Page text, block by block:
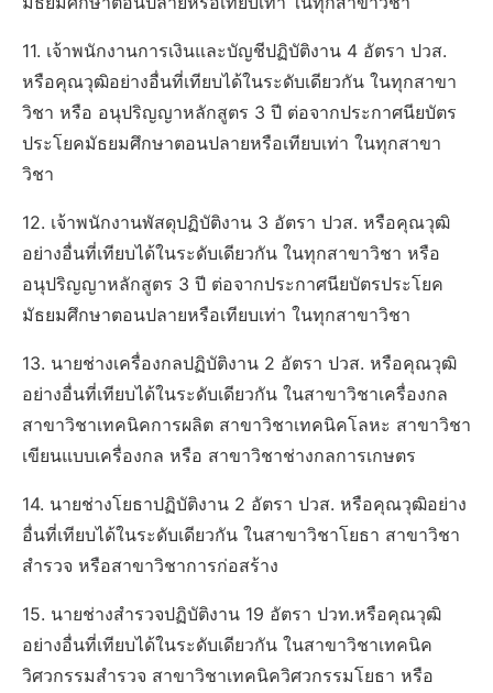
11. เจ้าพนักงานการเงินและบัญชีปฏิบัติงาน 4 อัตรา ปวส.
หรือคุณวุฒิอย่างอื่นที่เทียบได้ในระดับเดียวกัน ในทุกสาขา
วิชา หรือ อนุปริญญาหลักสูตร 3 ปี ต่อจากประกาศนียบัตร
ประโยคมัธยมศึกษาตอนปลายหรือเทียบเท่า ในทุกสาขา
วิชา
12. เจ้าพนักงานพัสดุปฏิบัติงาน 3 อัตรา ปวส. หรือคุณวุฒิ
อย่างอื่นที่เทียบได้ในระดับเดียวกัน ในทุกสาขาวิชา หรือ
อนุปริญญาหลักสูตร 3 ปี ต่อจากประกาศนียบัตรประโยค
มัธยมศึกษาตอนปลายหรือเทียบเท่า ในทุกสาขาวิชา
13. นายช่างเครื่องกลปฏิบัติงาน 2 อัตรา ปวส. หรือคุณวุฒิ
อย่างอื่นที่เทียบได้ในระดับเดียวกัน ในสาขาวิชาเครื่องกล
สาขาวิชาเทคนิคการผลิต สาขาวิชาเทคนิคโลหะ สาขาวิชา
เขียนแบบเครื่องกล หรือ สาขาวิชาช่างกลการเกษตร
14. นายช่างโยธาปฏิบัติงาน 2 อัตรา ปวส. หรือคุณวุฒิอย่าง
อื่นที่เทียบได้ในระดับเดียวกัน ในสาขาวิชาโยธา สาขาวิชา
สำรวจ หรือสาขาวิชาการก่อสร้าง
15. นายช่างสำรวจปฏิบัติงาน 19 อัตรา ปวท.หรือคุณวุฒิ
อย่างอื่นที่เทียบได้ในระดับเดียวกัน ในสาขาวิชาเทคนิค
วิศวกรรมสำรวจ สาขาวิชาเทคนิควิศวกรรมโยธา หรือ